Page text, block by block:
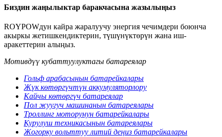
Биздин жаңылыктар баракчасына жазылыңыз
ROYPOWдун кайра жаралуучу энергия чечимдери боюнча
акыркы жетишкендиктерин, түшүнүктөрүн жана иш-
аракеттерин алыңыз.
Мотивдүү кубаттуулуктагы батареялар
Гольф арабасынын батарейкалары
Жүк көтөргүчтүн аккумуляторлору
Кайчы көтөргүч батареялар
Пол жуугуч машинанын батареялары
Троллинг моторунун батарейкалары
Курулуш техникасынын батареялары
Жогорку вольттуу литий деңиз батарейкалары